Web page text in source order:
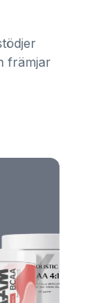
främjar